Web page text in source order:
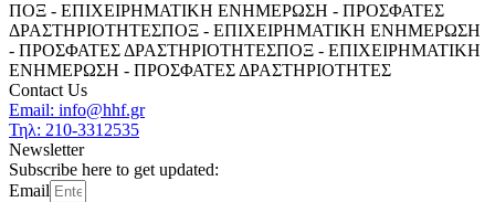
ΠΟΞ - ΕΠΙΧΕΙΡΗΜΑΤΙΚΗ ΕΝΗΜΕΡΩΣΗ - ΠΡΟΣΦΑΤΕΣ
ΔΡΑΣΤΗΡΙΟΤΗΤΕΣΠΟΞ - ΕΠΙΧΕΙΡΗΜΑΤΙΚΗ ΕΝΗΜΕΡΩΣΗ
- ΠΡΟΣΦΑΤΕΣ ΔΡΑΣΤΗΡΙΟΤΗΤΕΣΠΟΞ - ΕΠΙΧΕΙΡΗΜΑΤΙΚΗ
ΕΝΗΜΕΡΩΣΗ - ΠΡΟΣΦΑΤΕΣ ΔΡΑΣΤΗΡΙΟΤΗΤΕΣ
Contact Us
Email: info@hhf.gr
Τηλ: 210-3312535
Newsletter
Subscribe here to get updated:
Email